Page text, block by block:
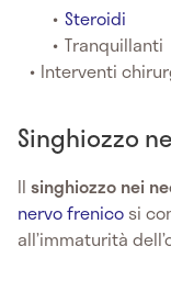
Steroidi
Tranquillanti
Interventi
Singhiozzo
Il singhiozzo nei
nervo frenico si
all’immaturità